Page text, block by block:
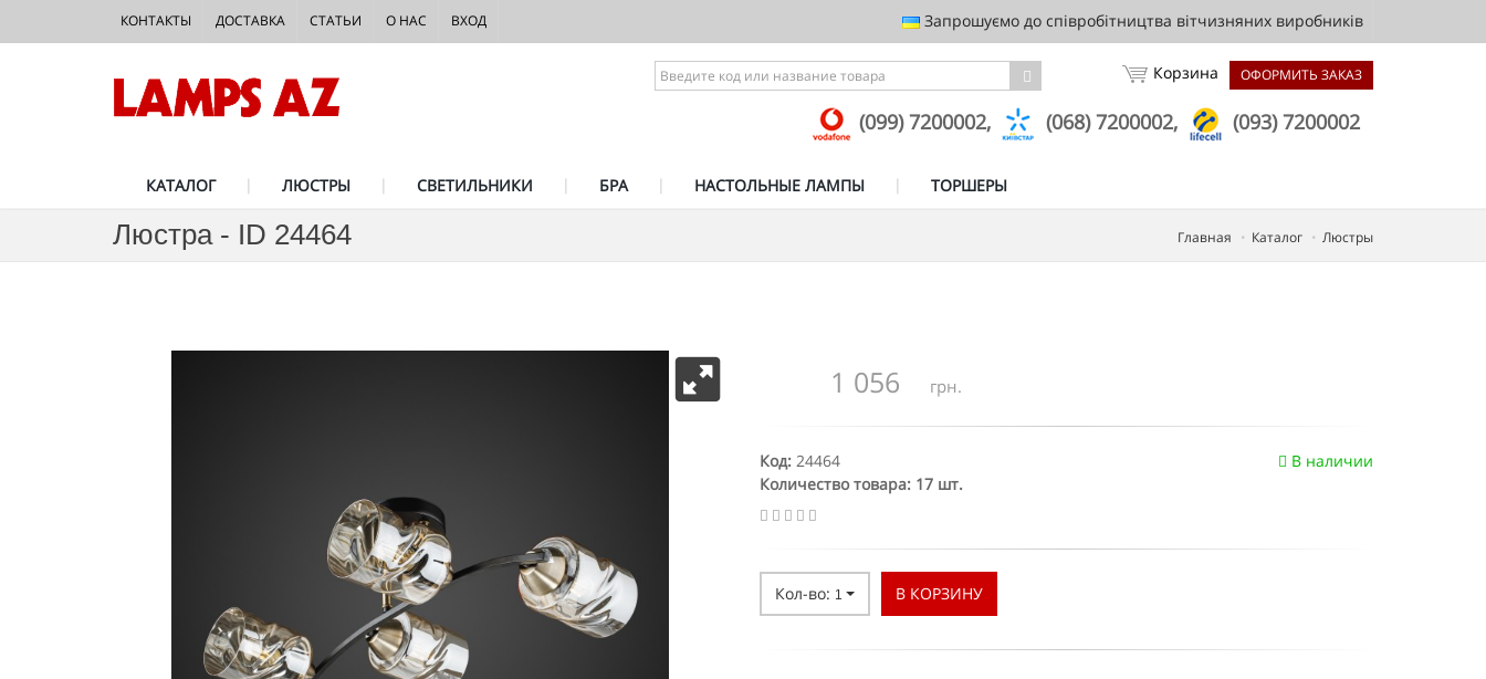
Запрошуємо до співробітництва вітчизняних виробників
КОНТАКТЫ ДОСТАВКА СТАТЬИ О НАС ВХОД
ОФОРМИТЬ ЗАКАЗ
Корзина
(099) 7200002, (068) 7200002, (093) 7200002
КАТАЛОГ ЛЮСТРЫ СВЕТИЛЬНИКИ БРА НАСТОЛЬНЫЕ ЛАМПЫ ТОРШЕРЫ
Люстра - ID 24464 Главная Каталог Люстры
1 056 грн.
В наличии
Код: 24464
Количество товара: 17 шт.
Кол-во: 1 В КОРЗИНУ